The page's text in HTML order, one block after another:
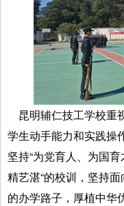
昆明辅仁技工学校重
学生动手能力和实践操
坚持“为党育人、为国
精艺湛“的校训，坚持
的办学路子，厚植中华